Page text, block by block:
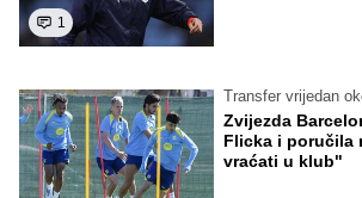
1
Transfer vrijedan
Zvijezda
Flicka i poručila
vraćati u klub"